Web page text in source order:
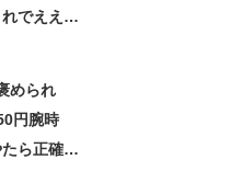
でええや
められ
円腕時
ら正確」